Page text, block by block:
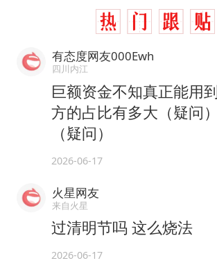
有态度网友000Ewh
四川内江
巨额资金不知真正能用
方的占比有多大（疑问）
（疑问）
2026-06-17
火星网友
来自火星
过清明节吗 这么烧法
2026-06-17